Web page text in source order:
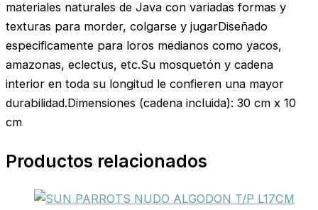
materiales naturales de Java con variadas formas y
texturas para morder, colgarse y jugarDiseñado
especificamente para loros medianos como yacos,
amazonas, eclectus, etc.Su mosquetón y cadena
interior en toda su longitud le confieren una mayor
durabilidad.Dimensiones (cadena incluida): 30 cm x 10
cm
Productos relacionados